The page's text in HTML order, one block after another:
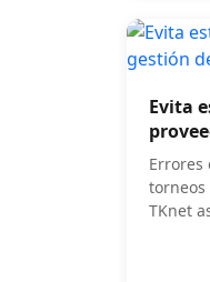
Evita
Errores
torneos
TKnet